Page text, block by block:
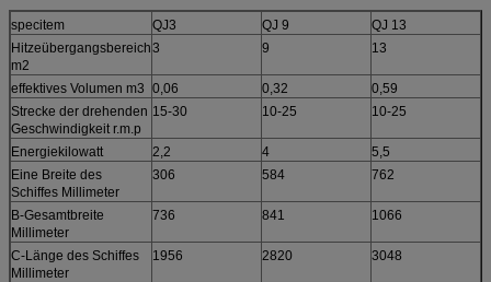
specitem QJ3 QJ 9 QJ 13
Hitzeübergangsbereich
m2
3 9 13
effektives Volumen m3 0,06 0,32 0,59
Strecke der drehenden
Geschwindigkeit r.m.p
15-30 10-25 10-25
Energiekilowatt 2,2 4 5,5
Eine Breite des
Schiffes Millimeter
306 584 762
B-Gesamtbreite
Millimeter
736 841 1066
C-Länge des Schiffes
Millimeter
1956 2820 3048